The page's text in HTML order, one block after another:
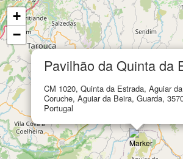
Pavilhão da Quinta da
CM 1020, Quinta da Estrada, Aguiar
Coruche, Aguiar da Beira, Guarda,
Portugal
+
−